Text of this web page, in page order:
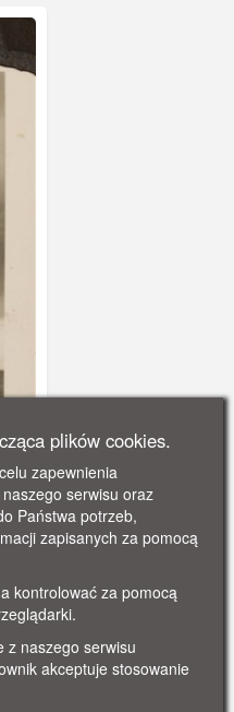
plików cookies.
zapewnienia
serwisu oraz
Państwa potrzeb,
zapisanych za pomocą
kontrolować za pomocą
z naszego serwisu
akceptuje stosowanie